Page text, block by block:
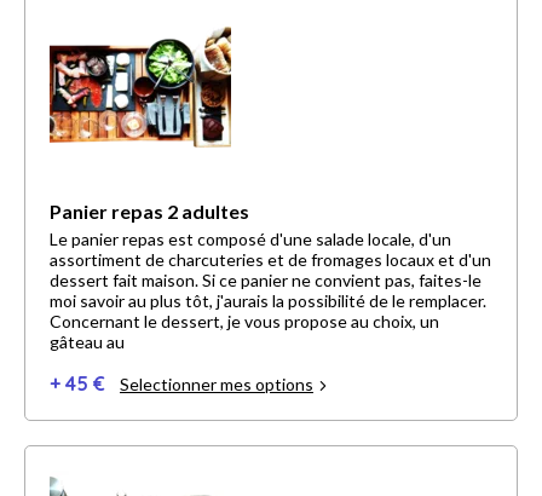
Panier repas 2 adultes
Le panier repas est composé d'une salade locale, d'un
assortiment de charcuteries et de fromages locaux et d'un
dessert fait maison. Si ce panier ne convient pas, faites-le
moi savoir au plus tôt, j'aurais la possibilité de le remplacer.
Concernant le dessert, je vous propose au choix, un
gâteau au
+ 45 € Selectionner mes options